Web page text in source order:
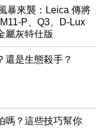
暴來襲：Leica 傳將
P、Q3、D-Lux
屬灰特仕版
還是生態殺手？
嗎？這些技巧幫你